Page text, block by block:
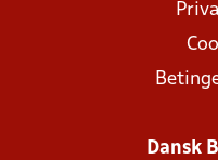
Dansk